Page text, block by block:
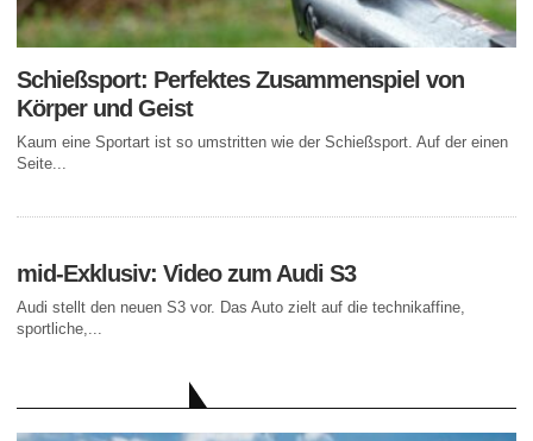
Schießsport: Perfektes Zusammenspiel von
Körper und Geist
Kaum eine Sportart ist so umstritten wie der Schießsport. Auf der einen
Seite...
mid-Exklusiv: Video zum Audi S3
Audi stellt den neuen S3 vor. Das Auto zielt auf die technikaffine,
sportliche,...